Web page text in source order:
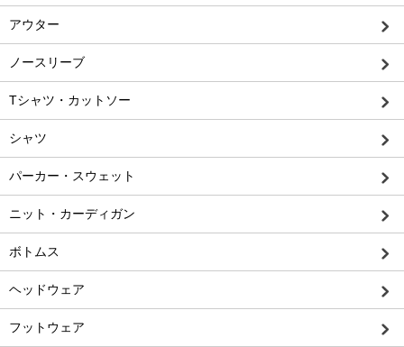
アウター
ノースリーブ
Tシャツ・カットソー
シャツ
パーカー・スウェット
ニット・カーディガン
ボトムス
ヘッドウェア
フットウェア